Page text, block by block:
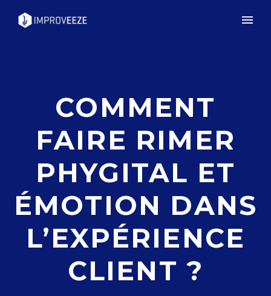
COMMENT
FAIRE RIMER
PHYGITAL ET
ÉMOTION DANS
L’EXPÉRIENCE
CLIENT ?